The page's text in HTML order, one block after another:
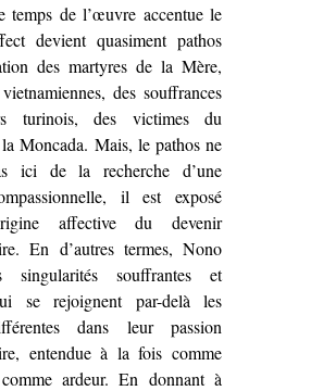
temps de l’œuvre accentue le
devient quasiment pathos
des martyres de la Mère,
des souffrances
turinois, des victimes du
la Moncada. Mais, le pathos ne
ici de la recherche d’une
il est exposé
affective du devenir
En d’autres termes, Nono
singularités souffrantes et
se rejoignent par-delà les
dans leur passion
entendue à la fois comme
ardeur. En donnant à